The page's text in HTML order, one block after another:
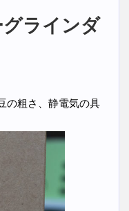
ラインダ
の粗さ、静電気の具